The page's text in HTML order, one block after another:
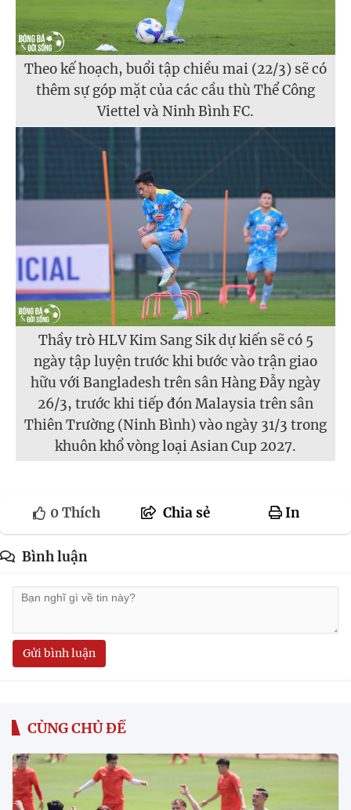
Theo kế hoạch, buổi tập chiều mai (22/3) sẽ có
thêm sự góp mặt của các cầu thù Thể Công
Viettel và Ninh Bình FC.
Thầy trò HLV Kim Sang Sik dự kiến sẽ có 5
ngày tập luyện trước khi bước vào trận giao
hữu với Bangladesh trên sân Hàng Đẫy ngày
26/3, trước khi tiếp đón Malaysia trên sân
Thiên Trường (Ninh Bình) vào ngày 31/3 trong
khuôn khổ vòng loại Asian Cup 2027.
0Thích Chia sẻ In
Bình luận
Gửi bình luận
CÙNG CHỦ ĐỀ